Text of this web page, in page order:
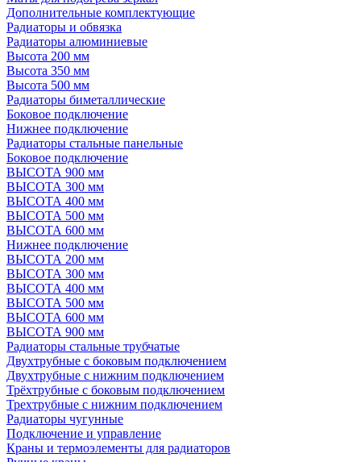
Дополнительные комплектующие
Радиаторы и обвязка
Радиаторы алюминиевые
Высота 200 мм
Высота 350 мм
Высота 500 мм
Радиаторы биметаллические
Боковое подключение
Нижнее подключение
Радиаторы стальные панельные
Боковое подключение
ВЫСОТА 900 мм
ВЫСОТА 300 мм
ВЫСОТА 400 мм
ВЫСОТА 500 мм
ВЫСОТА 600 мм
Нижнее подключение
ВЫСОТА 200 мм
ВЫСОТА 300 мм
ВЫСОТА 400 мм
ВЫСОТА 500 мм
ВЫСОТА 600 мм
ВЫСОТА 900 мм
Радиаторы стальные трубчатые
Двухтрубные с боковым подключением
Двухтрубные с нижним подключением
Трёхтрубные с боковым подключением
Трехтрубные с нижним подключением
Радиаторы чугунные
Подключение и управление
Краны и термоэлементы для радиаторов